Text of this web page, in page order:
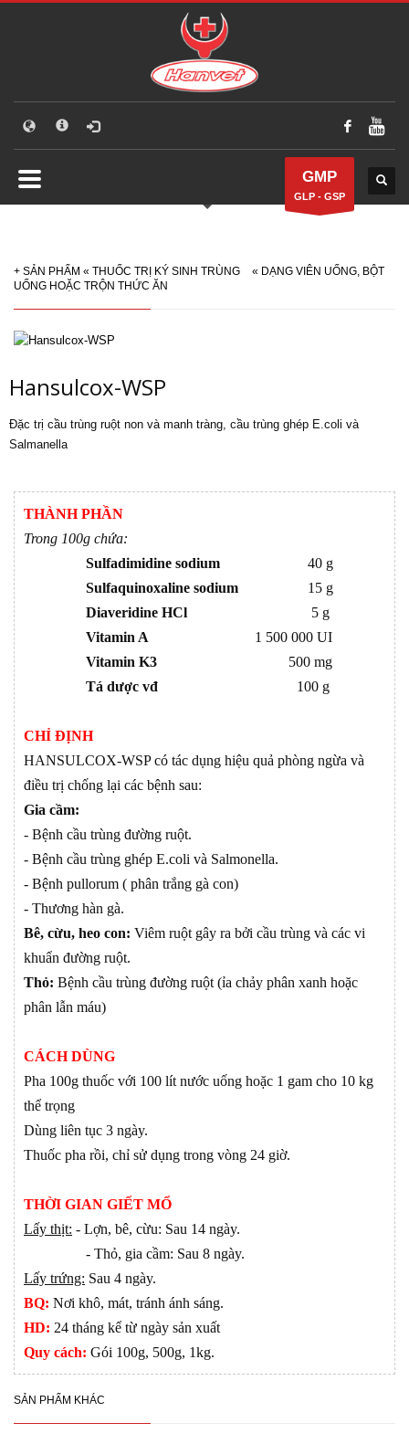
GMP
GLP - GSP
+ SẢN PHẨM « THUỐC TRỊ KÝ SINH TRÙNG « DẠNG VIÊN UỐNG, BỘT
UỐNG HOẶC TRỘN THỨC ĂN
Hansulcox-WSP
Đặc trị cầu trùng ruột non và manh tràng, cầu trùng ghép E.coli và
Salmanella
THÀNH PHẦN
Trong 100g chứa:
Sulfadimidine sodium
40 g
Sulfaquinoxaline sodium 15 g
Diaveridine HCl
5 g
Vitamin A
1 500 000 UI
Vitamin K3
500 mg
Tá dược vđ
100 g
CHỈ ĐỊNH
HANSULCOX-WSP có tác dụng hiệu quả phòng ngừa và
điều trị chống lại các bệnh sau:
Gia cầm:
- Bệnh cầu trùng đường ruột.
- Bệnh cầu trùng ghép E.coli và Salmonella.
- Bệnh pullorum ( phân trắng gà con)
- Thương hàn gà.
Bê, cừu, heo con: Viêm ruột gây ra bởi cầu trùng và các vi
khuẩn đường ruột.
Thỏ: Bệnh cầu trùng đường ruột (ỉa chảy phân xanh hoặc
phân lẫn máu)
CÁCH DÙNG
Pha 100g thuốc với 100 lít nước uống hoặc 1 gam cho 10 kg
thể trọng
Dùng liên tục 3 ngày.
Thuốc pha rồi, chỉ sử dụng trong vòng 24 giờ.
THỜI GIAN GIẾT MỔ
Lấy thịt: - Lợn, bê, cừu: Sau 14 ngày.
- Thỏ, gia cầm: Sau 8 ngày.
Lấy trứng: Sau 4 ngày.
BQ: Nơi khô, mát, tránh ánh sáng.
HD: 24 tháng kể từ ngày sản xuất
Quy cách: Gói 100g, 500g, 1kg.
SẢN PHẨM KHÁC